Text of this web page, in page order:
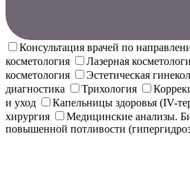
Консультация врачей по
косметология
Лазерная
косметология
Эстетическая
диагностика
Трихология
и уход
Капельницы здоровья (IV-
хирургия
Медицинские анализы.
повышенной потливости